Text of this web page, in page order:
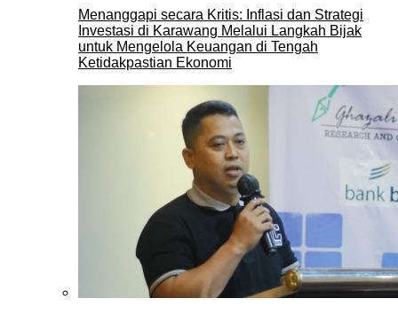
Menanggapi secara Kritis: Inflasi dan Strategi
Investasi di Karawang Melalui Langkah Bijak
untuk Mengelola Keuangan di Tengah
Ketidakpastian Ekonomi